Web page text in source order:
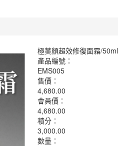
極䓺顏超效修復面霜/50ml
產品編號：
EMS005
售價：
4,680.00
會員價：
4,680.00
積分：
3,000.00
數量：